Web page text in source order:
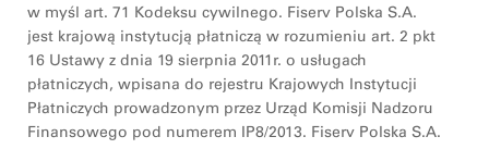
w myśl art. 71 Kodeksu cywilnego. Fiserv Polska S.A.
jest krajową instytucją płatniczą w rozumieniu art. 2 pkt
16 Ustawy z dnia 19 sierpnia 2011r. o usługach
płatniczych, wpisana do rejestru Krajowych Instytucji
Płatniczych prowadzonym przez Urząd Komisji Nadzoru
Finansowego pod numerem IP8/2013. Fiserv Polska S.A.